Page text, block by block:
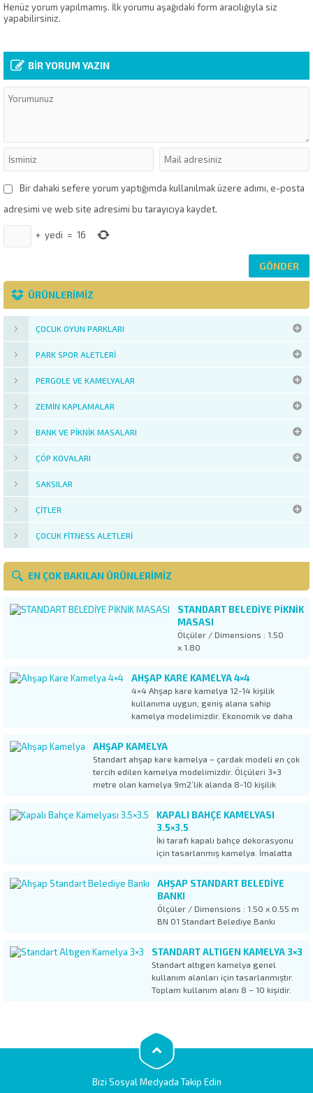
Henüz yorum yapılmamış. İlk yorumu aşağıdaki form aracılığıyla siz
yapabilirsiniz.
BİR YORUM YAZIN
Bir dahaki sefere yorum yaptığımda kullanılmak üzere adımı, e-posta
adresimi ve web site adresimi bu tarayıcıya kaydet.
+ yedi = 16
ÜRÜNLERİMİZ
ÇOCUK OYUN PARKLARI
PARK SPOR ALETLERI
PERGOLE VE KAMELYALAR
ZEMIN KAPLAMALAR
BANK VE PIKNIK MASALARI
ÇÖP KOVALARI
SAKSILAR
ÇITLER
ÇOCUK FITNESS ALETLERI
EN ÇOK BAKILAN ÜRÜNLERIMIZ
STANDART BELEDİYE PİKNİK
MASASI
Ölçüler / Dimensions : 1.50
x 1.80
AHŞAP KARE KAMELYA 4×4
4×4 Ahşap kare kamelya 12-14 kişilik
kullanıma uygun, geniş alana sahip
kamelya modelimizdir. Ekonomik ve daha
kamelya modelinden 1 metrekare daha
güçlendirilmiştir. Lambri üstü shingle
kaplama çatıdan...
AHŞAP KAMELYA
Standart ahşap kare kamelya – çardak modeli en çok
tercih edilen kamelya modelimizdir. Ölçüleri 3×3
metre olan kamelya 9m2’lik alanda 8-10 kişilik
Kamelya kullanım alanları en başta, özel mülkler
olmak üzere, apartman bahçelerinde, site
KAPALI BAHÇE KAMELYASI
3.5×3.5
İki tarafı kapalı bahçe dekorasyonu
için tasarlanmış kamelya. İmalatta
çamıdır. Vakum emprenye işlemi
uygulanan ahşabın hizmet ömrü
minimum 10 yıldır. Kamelya Ölçüleri :
3.50 x 3.50 M (Çatı saçakları dahil
ölçüsüdür.) Yükseklik : 2.80...
AHŞAP STANDART BELEDIYE
BANKI
Ölçüler / Dimensions : 1.50 x 0.55 m
BN 01 Standart Belediye Bankı
bankımız olup, devlet kurumları, özel
projelerinde en çok tercih edilen
modeldir. Bank için kullanılan ahşap
imalata girmeden...
STANDART ALTIGEN KAMELYA 3×3
Standart altıgen kamelya genel
kullanım alanları için tasarlanmıştır.
Toplam kullanım alanı 8 – 10 kişidir.
alanlarında rahatlıkla kullanılabilir.
Ekonomik fiyatı, kullanışlı tasarımı ve
estetik görünümüyle en...
Bizi Sosyal Medyada Takip Edin